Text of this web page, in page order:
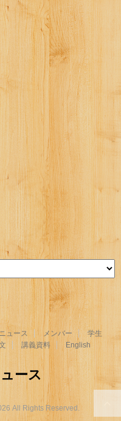
ュース メンバー
学生
講義資料 English
ース
All Rights Reserved.